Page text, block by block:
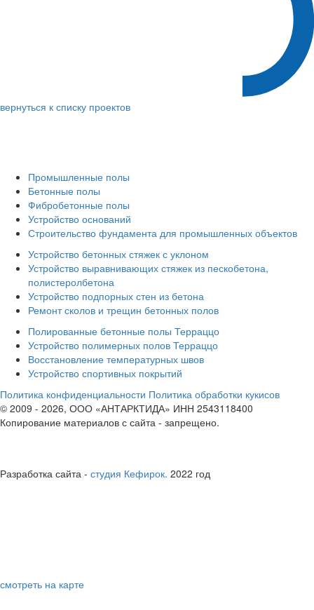
вернуться к списку проектов
Промышленные полы
Бетонные полы
Фибробетонные полы
Устройство оснований
Строительство фундамента для промышленных объектов
Устройство бетонных стяжек с уклоном
Устройство выравнивающих стяжек из пескобетона,
полистеролбетона
Устройство подпорных стен из бетона
Ремонт сколов и трещин бетонных полов
Полированные бетонные полы Терраццо
Устройство полимерных полов Терраццо
Восстановление температурных швов
Устройство спортивных покрытий
Политика конфиденциальности Политика обработки кукисов
© 2009 - 2026, ООО «АНТАРКТИДА» ИНН 2543118400
Копирование материалов с сайта - запрещено.
Разработка сайта - студия Кефирок. 2022 год
смотреть на карте